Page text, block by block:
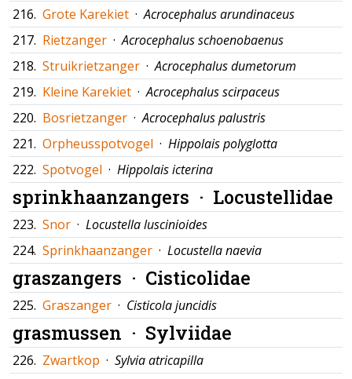
216. Grote Karekiet ·Acrocephalus arundinaceus
217. Rietzanger ·Acrocephalus schoenobaenus
218. Struikrietzanger ·Acrocephalus dumetorum
219. Kleine Karekiet ·Acrocephalus scirpaceus
220. Bosrietzanger ·Acrocephalus palustris
221. Orpheusspotvogel · Hippolais polyglotta
222. Spotvogel · Hippolais icterina
sprinkhaanzangers · Locustellidae
223. Snor · Locustella luscinioides
224. Sprinkhaanzanger · Locustella naevia
graszangers · Cisticolidae
225. Graszanger · Cisticola juncidis
grasmussen · Sylviidae
226. Zwartkop · Sylvia atricapilla